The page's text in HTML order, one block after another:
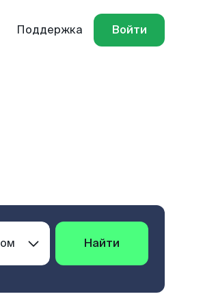
Поддержка Войти
Найти